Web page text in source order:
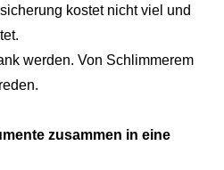
kostet nicht viel und
werden. Von Schlimmerem
zusammen in eine